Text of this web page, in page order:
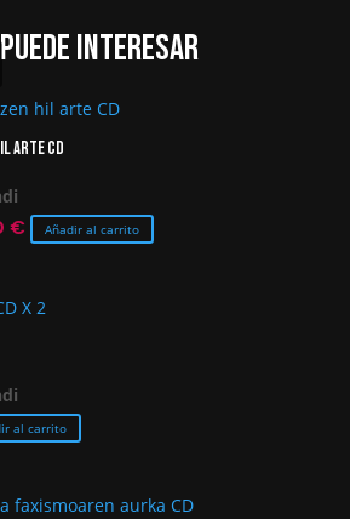
interesar
arte CD
€.
€El
es:
Añadir al carrito
al carrito